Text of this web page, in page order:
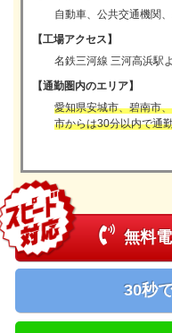
自動車、公共交通機関
【工場アクセス】
名鉄三河線 三河高浜駅
【通勤圏内のエリア】
愛知県安城市、碧南市
市からは30分以内で通
無料
30秒